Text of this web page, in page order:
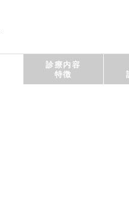
診療内容
特徴